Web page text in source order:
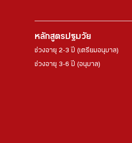
หลักสูตรปฐมวัย
ช่วงอายุ 2-3 ปี (เตรียมอนุบาล)
ช่วงอายุ 3-6 ปี (อนุบาล)